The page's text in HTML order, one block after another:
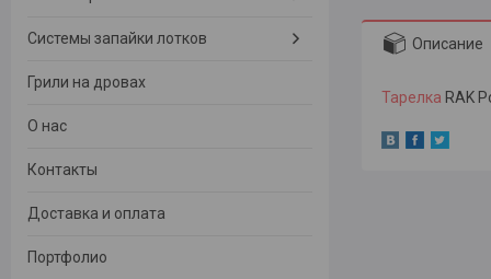
Описание
Тарелка RAK
Системы запайки лотков
Грили на дровах
О нас
Контакты
Доставка и оплата
Портфолио